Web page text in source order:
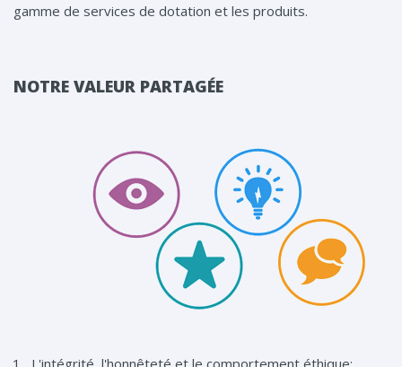
gamme de services de dotation et les produits.
NOTRE VALEUR PARTAGÉE
L'intégrité, l'honnêteté et le comportement éthique;